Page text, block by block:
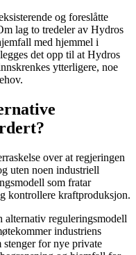
og foreslåtte
lag to tredeler av Hydros
med hjemmel i
det opp til at Hydros
ytterligere, noe
over at regjeringen
uten noen industriell
som fratar
kontrollere kraftproduksjon.
reguleringsmodell
industriens
for nye private